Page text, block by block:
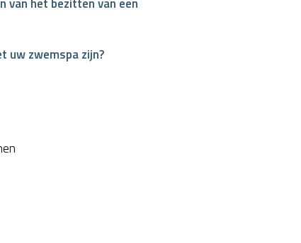
uw zwemspa zijn?